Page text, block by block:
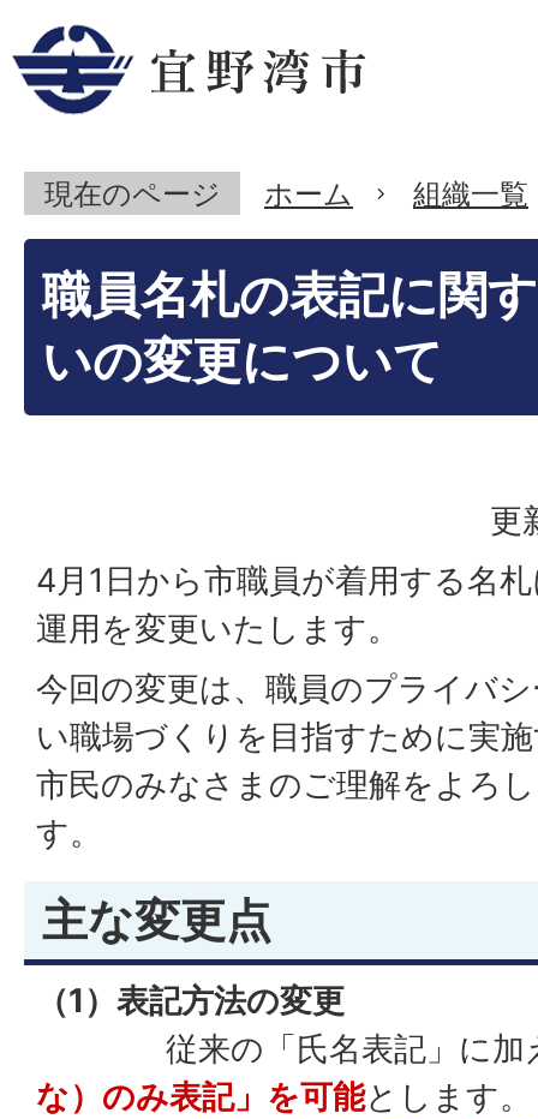
現在のページ ホーム 組織一覧
職員名札の表記に関
いの変更について
更
4月1日から市職員が着用する名
運用を変更いたします。
今回の変更は、職員のプライバ
い職場づくりを目指すために実
市民のみなさまのご理解をよろ
す。
主な変更点
（1）表記方法の変更
従来の「氏名表記」に加
な）のみ表記」を可能とします。